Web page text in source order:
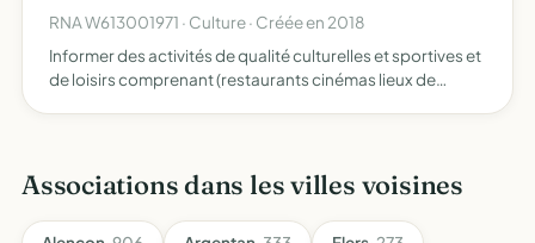
RNA W613001971 · Culture · Créée en 2018
Informer des activités de qualité culturelles et sportives et
de loisirs comprenant (restaurants cinémas lieux de
Associations dans les villes voisines